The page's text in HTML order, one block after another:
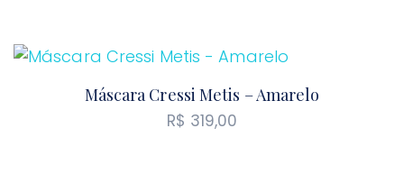
R$ 381,00
através
Máscara Cressi Metis – Amarelo
R$ 319,00